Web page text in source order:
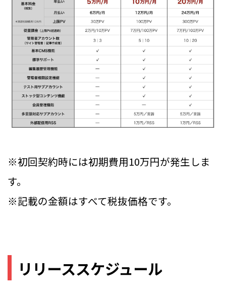
※初回契約時には初期費用10万円が発生しま
す。
※記載の金額はすべて税抜価格です。
リリーススケジュール